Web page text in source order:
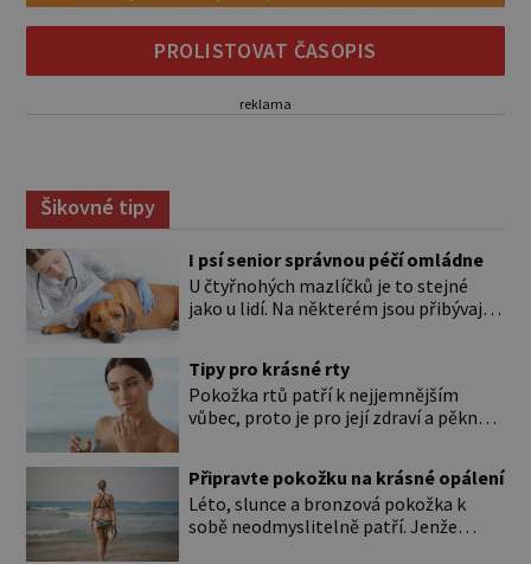
PROLISTOVAT ČASOPIS
reklama
Šikovné tipy
I psí senior správnou péčí omládne
U čtyřnohých mazlíčků je to stejné
jako u lidí. Na některém jsou přibývající
Přesto byste si měli staršího psa více
všímat, aby vám neunikly důležité
signály, že něco není v pořádku. Včasná
život. Hůře tráví U starších […]
Tipy pro krásné rty
Pokožka rtů patří k nejjemnějším
vůbec, proto je pro její zdraví a pěkný
ale také mnohem tenčí povrchovou
vrstvou než ostatní pleť a pokožka.
Nezvláčňují je žádné mazové žlázy,
Připravte pokožku na krásné opálení
Léto, slunce a bronzová pokožka k
sobě neodmyslitelně patří. Jenže